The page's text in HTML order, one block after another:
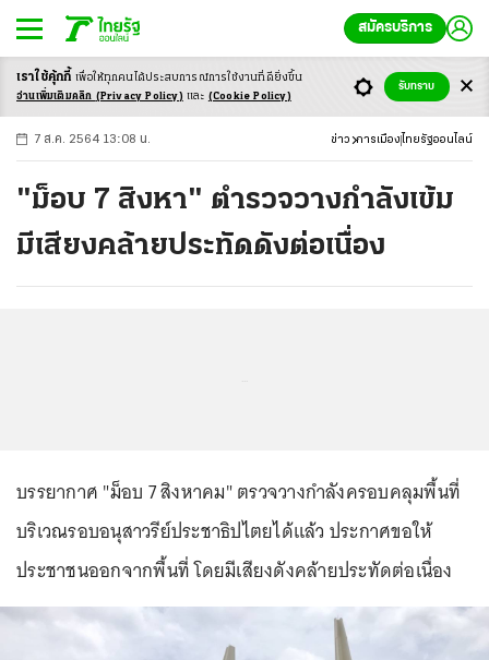
สมัครบริการ
-ก ก ก+
7 ส.ค. 2564 13:08 น. ข่าว การเมือง ไทยรัฐออนไลน์
"ม็อบ 7 สิงหา" ตำรวจวางกำลังเข้ม
มีเสียงคล้ายประทัดดังต่อเนื่อง
บรรยากาศ "ม็อบ 7 สิงหาคม" ตรวจวางกำลังครอบคลุมพื้นที่
บริเวณรอบอนุสาวรีย์ประชาธิปไตยได้แล้ว ประกาศขอให้
ประชาชนออกจากพื้นที่ โดยมีเสียงดังคล้ายประทัดต่อเนื่อง
เราใช้คุ้กกี้ เพื่อให้ทุกคนได้ประสบการณ์การใช้งานที่ดียิ่งขึ้น
อ่านเพิ่มเติมคลิก (Privacy Policy) และ (Cookie Policy)
รับทราบ